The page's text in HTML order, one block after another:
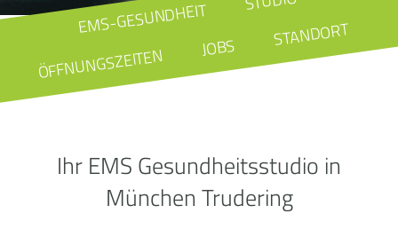
EMS-GESUNDHEIT
ÖFFNUNGSZEITEN JOBS STANDORT
Ihr EMS Gesundheitsstudio in
München Trudering